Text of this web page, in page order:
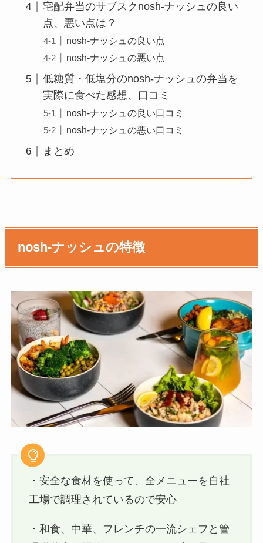
宅配弁当のサブスクnosh-ナッシュの良い
点、悪い点は？
nosh-ナッシュの良い点
nosh-ナッシュの悪い点
低糖質・低塩分のnosh-ナッシュの弁当を
実際に食べた感想、口コミ
nosh-ナッシュの良い口コミ
nosh-ナッシュの悪い口コミ
まとめ
nosh-ナッシュの特徴
・安全な食材を使って、全メニューを自社
工場で調理されているので安心
・和食、中華、フレンチの一流シェフと管